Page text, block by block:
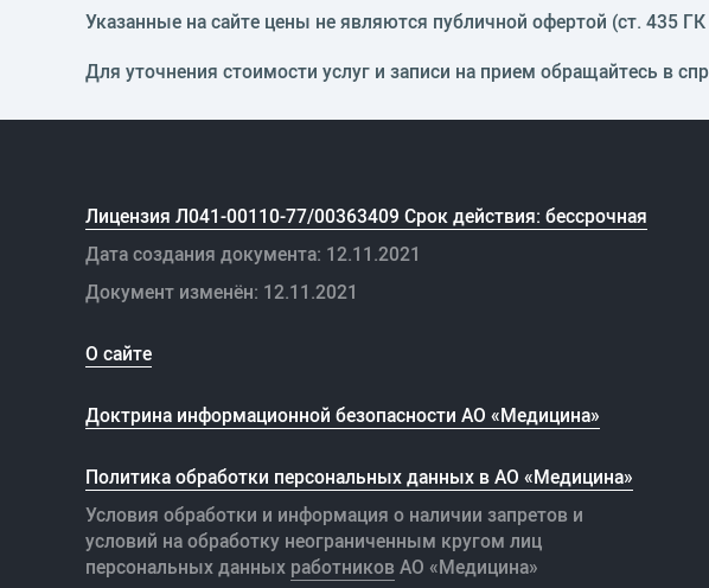
Указанные на сайте цены не являются публичной офертой (ст. 435
Для уточнения стоимости услуг и записи на прием обращайтесь в
Лицензия Л041-00110-77/00363409 Срок действия: бессрочная
Дата создания документа: 12.11.2021
Документ изменён: 12.11.2021
О сайте
Доктрина информационной безопасности АО «Медицина»
Политика обработки персональных данных в АО «Медицина»
Условия обработки и информация о наличии запретов и
условий на обработку неограниченным кругом лиц
персональных данных работниковАО «Медицина»